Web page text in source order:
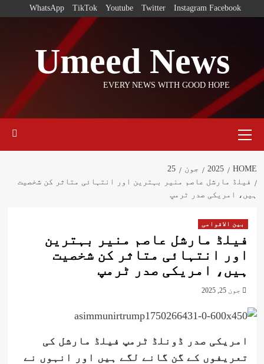
Facebook
Instagram
Twitter
Youtube
TikTok
WhatsApp
Umeed News
EVERY NEWS WITH GOOD HOPE
Menu
HOME
2025 جون
25
فیلڈ مارشل عاصم منیر بہترین اور انتہائی متاثر کن شخصیت
ہیں، امریکی صدر ٹرمپ
بین الاقوامی
فیلڈ مارشل عاصم منیر بہترین
اور انتہائی متاثر کن شخصیت
ہیں، امریکی صدر ٹرمپ
جون 25, 2025
امریکی صدر ڈونلڈ ٹرمپ فیلڈ مارشل کی
تعریفوں کے گن گانے لگے ہیں اور انہوں نے